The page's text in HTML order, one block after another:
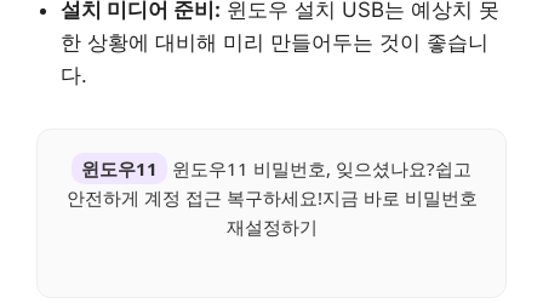
설치 미디어 준비: 윈도우 설치 USB는 예상치 못
한 상황에 대비해 미리 만들어두는 것이 좋습니
다.
윈도우11
윈도우11 비밀번호, 잊으셨나요?쉽고
안전하게 계정 접근 복구하세요!지금 바로 비밀번호
재설정하기